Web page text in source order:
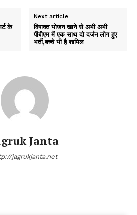
के
Next article
विषाक्त भोजन खाने से अभी अभी
पीबीएम में एक साथ दो दर्जन लोग हुए
भर्ती,बच्चे भी है शामिल
Janta
jagrukjanta.net